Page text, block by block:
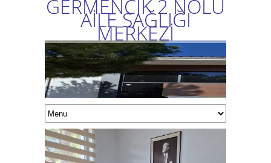
GERMENCİK 2 NOLU
AİLE SAĞLIĞI
MERKEZİ